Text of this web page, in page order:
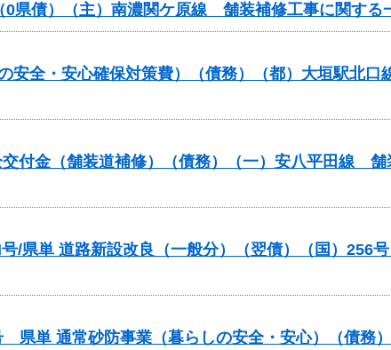
0県債）（主）南濃関ケ原線 舗装補修工事に関する
安全・安心確保対策費）（債務）（都）大垣駅北
付金（舗装道補修）（債務）（一）安八平田線 舗
号/県単 道路新設改良（一般分）（翌債）（国）256
県単 通常砂防事業（暮らしの安全・安心）（債務